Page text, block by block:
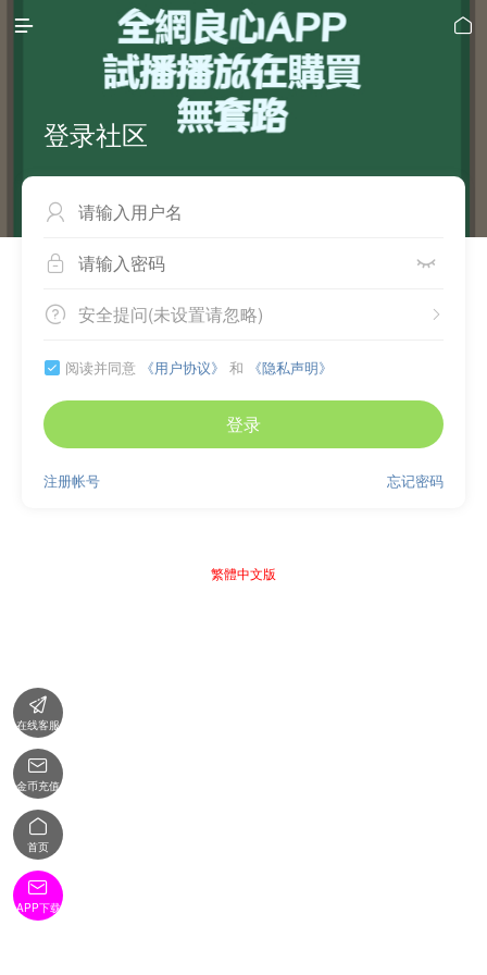
 
登录社区

 
 
安全提问(未设置请忽略)
 阅读并同意 《用户协议》 和 《隐私声明》
登录
忘记密码
注册帐号
繁體中文版

在线客服

金币充值

首页

APP下载